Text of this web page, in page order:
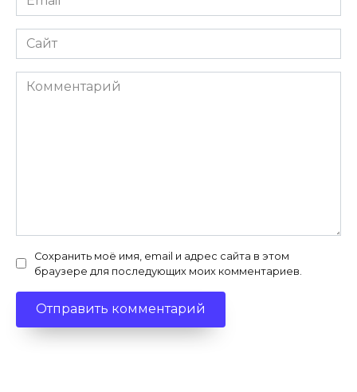
*
Сайт
Комментарий
Сохранить моё имя, email и адрес сайта в этом
браузере для последующих моих комментариев.